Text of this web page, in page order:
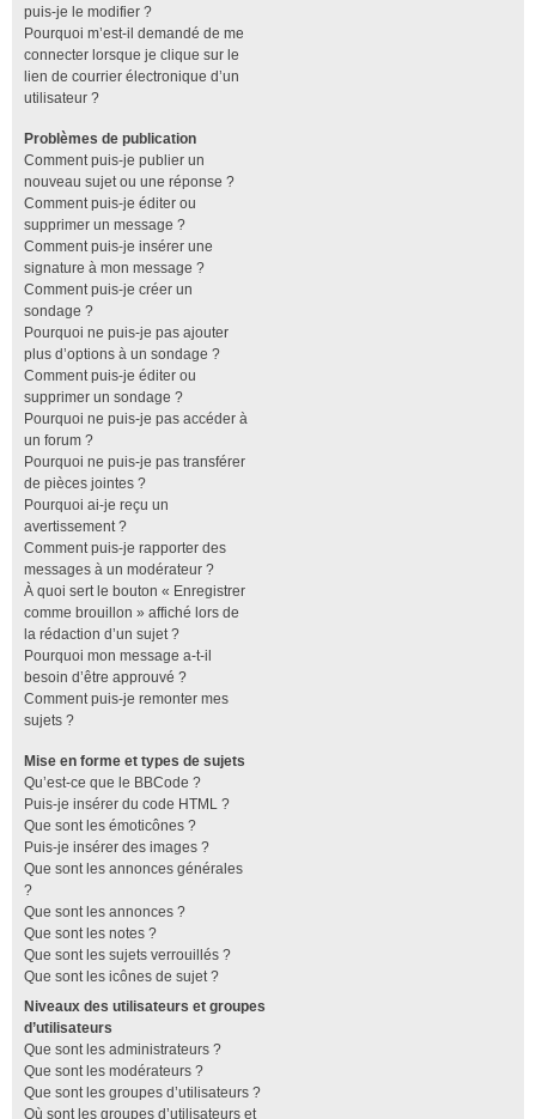
puis-je le modifier ?
Pourquoi m’est-il demandé de me
connecter lorsque je clique sur le
lien de courrier électronique d’un
utilisateur ?
Problèmes de publication
Comment puis-je publier un
nouveau sujet ou une réponse ?
Comment puis-je éditer ou
supprimer un message ?
Comment puis-je insérer une
signature à mon message ?
Comment puis-je créer un
sondage ?
Pourquoi ne puis-je pas ajouter
plus d’options à un sondage ?
Comment puis-je éditer ou
supprimer un sondage ?
Pourquoi ne puis-je pas accéder à
un forum ?
Pourquoi ne puis-je pas transférer
de pièces jointes ?
Pourquoi ai-je reçu un
avertissement ?
Comment puis-je rapporter des
messages à un modérateur ?
À quoi sert le bouton « Enregistrer
comme brouillon » affiché lors de
la rédaction d’un sujet ?
Pourquoi mon message a-t-il
besoin d’être approuvé ?
Comment puis-je remonter mes
sujets ?
Mise en forme et types de sujets
Qu’est-ce que le BBCode ?
Puis-je insérer du code HTML ?
Que sont les émoticônes ?
Puis-je insérer des images ?
Que sont les annonces générales
?
Que sont les annonces ?
Que sont les notes ?
Que sont les sujets verrouillés ?
Que sont les icônes de sujet ?
Niveaux des utilisateurs et groupes
d’utilisateurs
Que sont les administrateurs ?
Que sont les modérateurs ?
Que sont les groupes d’utilisateurs ?
Où sont les groupes d’utilisateurs et